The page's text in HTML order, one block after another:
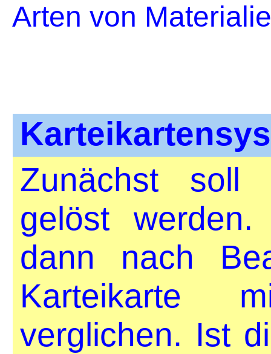
Arten von
Zunächst soll
gelöst
dann nach
Karteikarte
verglichen. Ist